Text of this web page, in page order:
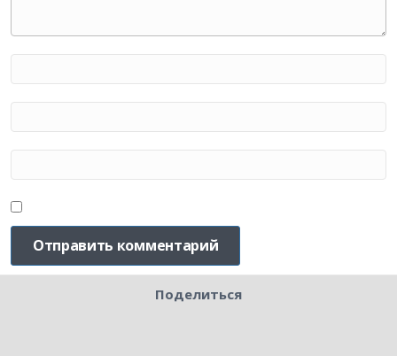
Поделиться